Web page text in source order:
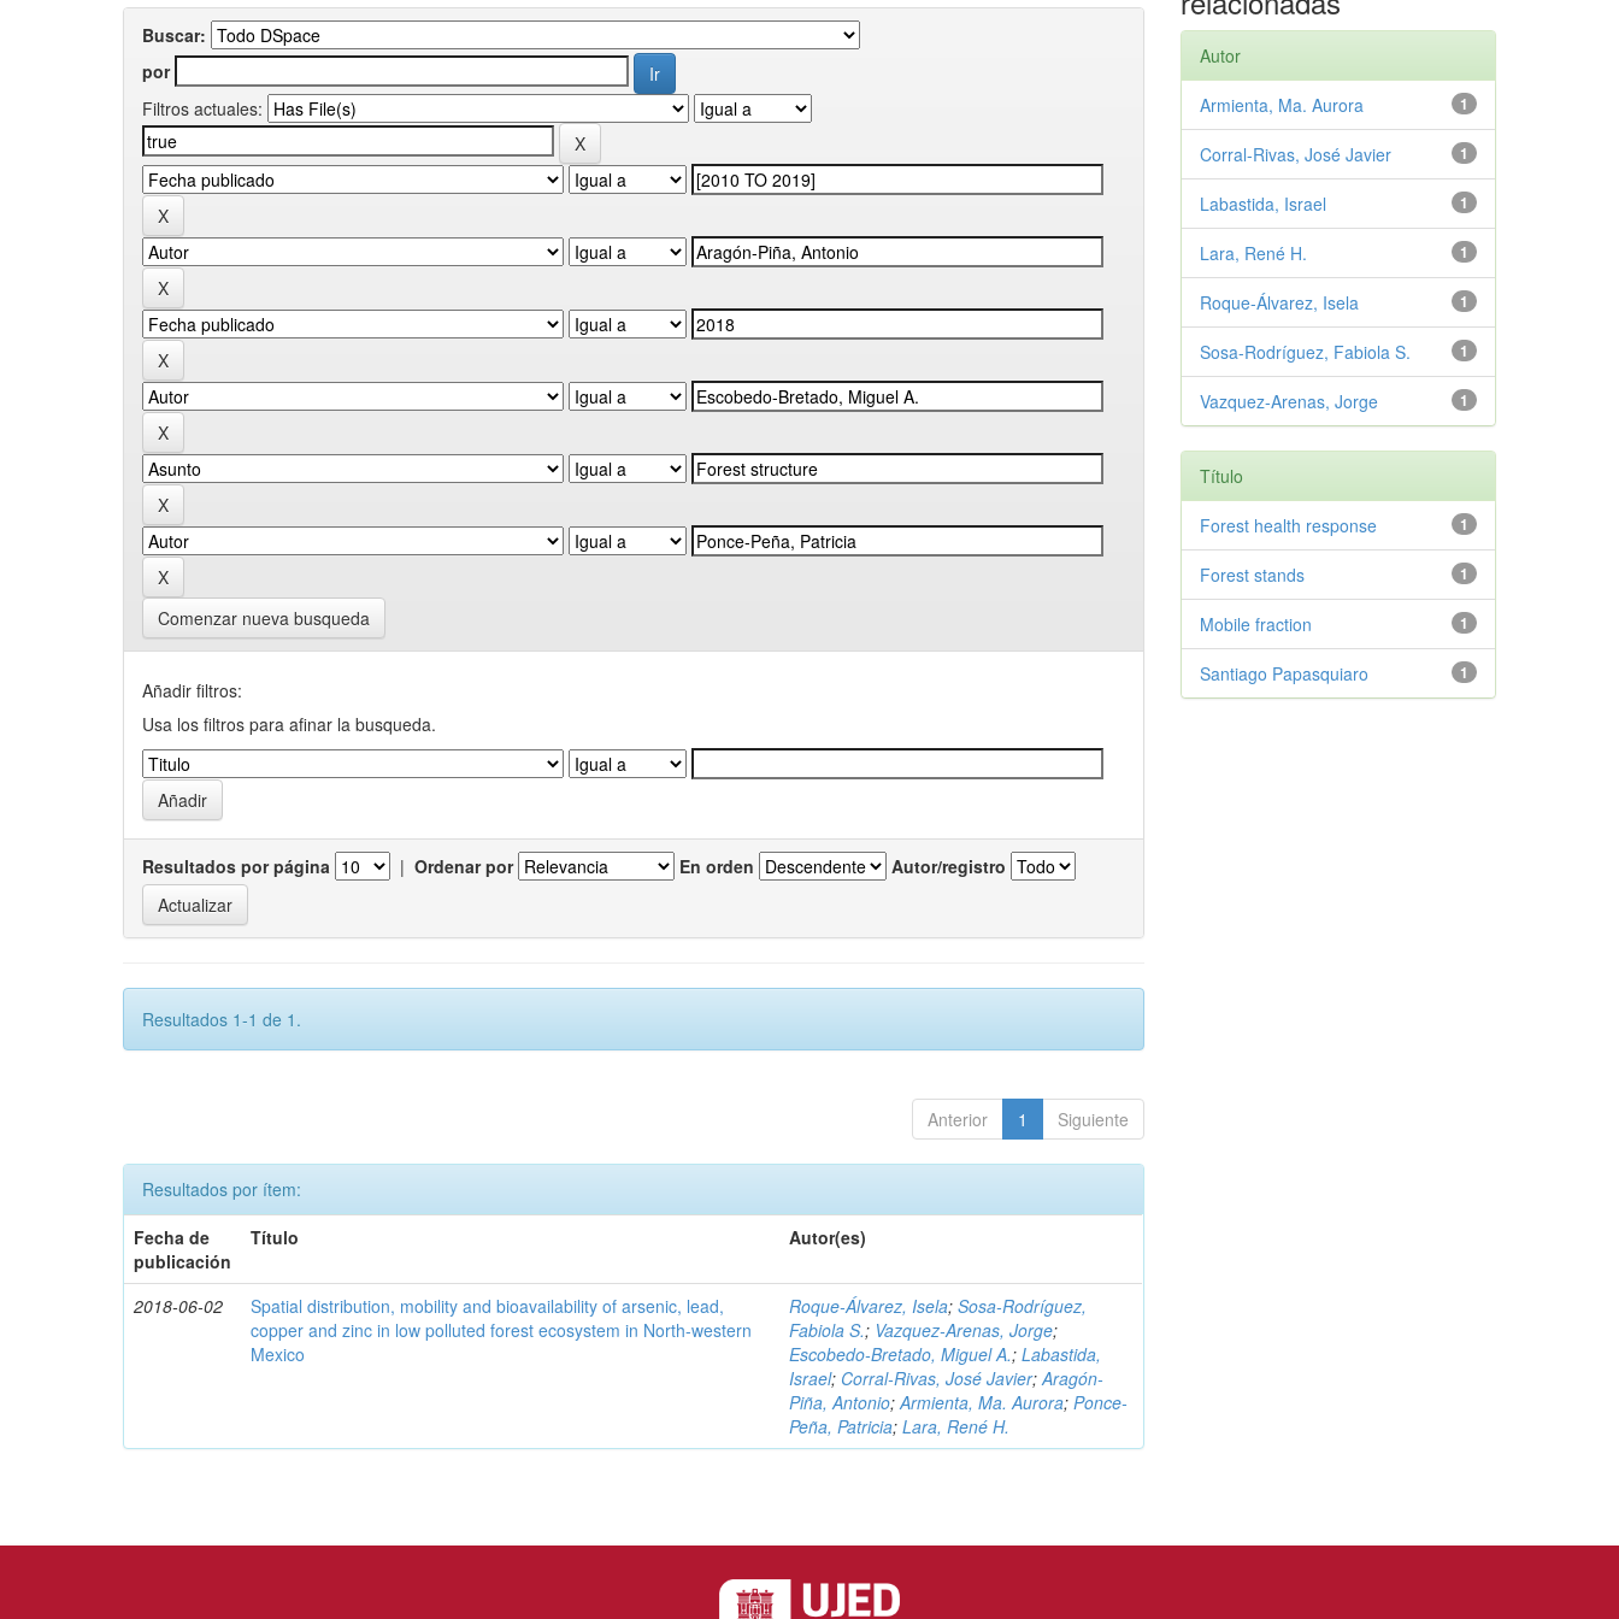
Buscar:
por
Filtros actuales:
Comenzar nueva busqueda
Añadir filtros:
Usa los filtros para afinar la busqueda.
Resultados por página | Ordenar por En orden Autor/registro
Resultados 1-1 de 1.
Anterior 1 Siguiente
Resultados por ítem:
Fecha de
publicación
Título Autor(es)
2018-06-02
Spatial distribution, mobility and bioavailability of arsenic, lead,
copper and zinc in low polluted forest ecosystem in North-western
Mexico
Roque-Álvarez, Isela;Sosa-Rodríguez,
Fabiola S.; Vazquez-Arenas, Jorge;
Escobedo-Bretado, Miguel A.;Labastida,
Israel; Corral-Rivas, José Javier;Aragón-
Piña, Antonio;Armienta, Ma. Aurora;Ponce-
Peña, Patricia;Lara, René H.
Autor
1
Armienta, Ma. Aurora
1
Corral-Rivas, José Javier
1
Labastida, Israel
1
Lara, René H.
1
Roque-Álvarez, Isela
1
Sosa-Rodríguez, Fabiola S.
1
Vazquez-Arenas, Jorge
Título
1
Forest health response
1
Forest stands
1
Mobile fraction
1
Santiago Papasquiaro